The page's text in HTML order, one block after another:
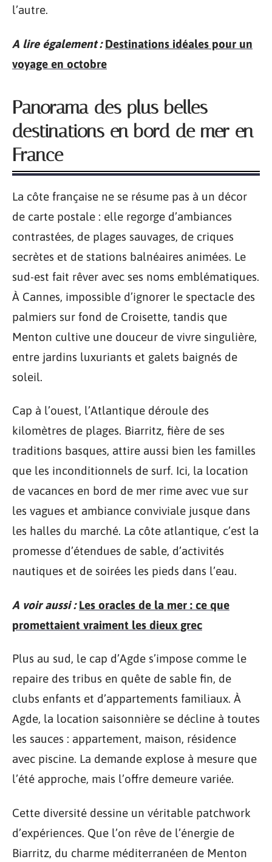
l’autre.
A lire également : Destinations idéales pour un
voyage en octobre
Panorama des plus belles
destinations en bord de mer en
France
La côte française ne se résume pas à un décor
de carte postale : elle regorge d’ambiances
contrastées, de plages sauvages, de criques
secrètes et de stations balnéaires animées. Le
sud-est fait rêver avec ses noms emblématiques.
À Cannes, impossible d’ignorer le spectacle des
palmiers sur fond de Croisette, tandis que
Menton cultive une douceur de vivre singulière,
entre jardins luxuriants et galets baignés de
soleil.
Cap à l’ouest, l’Atlantique déroule des
kilomètres de plages. Biarritz, fière de ses
traditions basques, attire aussi bien les familles
que les inconditionnels de surf. Ici, la location
de vacances en bord de mer rime avec vue sur
les vagues et ambiance conviviale jusque dans
les halles du marché. La côte atlantique, c’est la
promesse d’étendues de sable, d’activités
nautiques et de soirées les pieds dans l’eau.
A voir aussi : Les oracles de la mer : ce que
promettaient vraiment les dieux grec
Plus au sud, le cap d’Agde s’impose comme le
repaire des tribus en quête de sable fin, de
clubs enfants et d’appartements familiaux. À
Agde, la location saisonnière se décline à toutes
les sauces : appartement, maison, résidence
avec piscine. La demande explose à mesure que
l’été approche, mais l’offre demeure variée.
Cette diversité dessine un véritable patchwork
d’expériences. Que l’on rêve de l’énergie de
Biarritz, du charme méditerranéen de Menton